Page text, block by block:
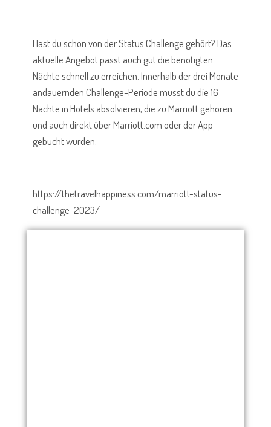
Hast du schon von der Status Challenge gehört? Das
aktuelle Angebot passt auch gut die benötigten
Nächte schnell zu erreichen. Innerhalb der drei Monate
andauernden Challenge-Periode musst du die 16
Nächte in Hotels absolvieren, die zu Marriott gehören
und auch direkt über Marriott.com oder der App
gebucht wurden.
https://thetravelhappiness.com/marriott-status-
challenge-2023/